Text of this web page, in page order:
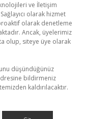
ve İletişim
olarak hizmet
olarak denetleme
Ancak, üyelerimiz
olup, siteye üye olarak
düşündüğünüz
bildirmeniz
kaldırılacaktır.